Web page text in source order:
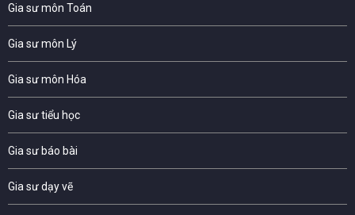
Gia sư môn Toán
Gia sư môn Lý
Gia sư môn Hóa
Gia sư tiểu học
Gia sư báo bài
Gia sư dạy vẽ